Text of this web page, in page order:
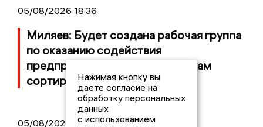
05/08/2026 18:36
Миляев: Будет создана рабочая группа
по оказанию содействия
предпринимателям и работникам
сортировочного центра WB
05/08/2026 17:05
Нажимая кнопку вы
даете согласие на
обработку персональных
данных
с использованием